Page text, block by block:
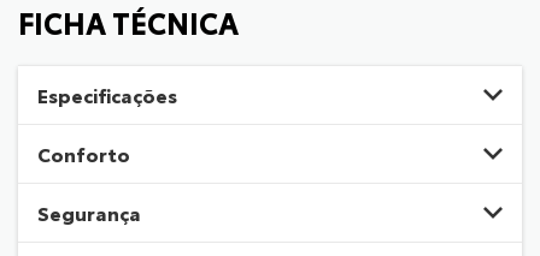
FICHA TÉCNICA
Especificações
Conforto
Segurança